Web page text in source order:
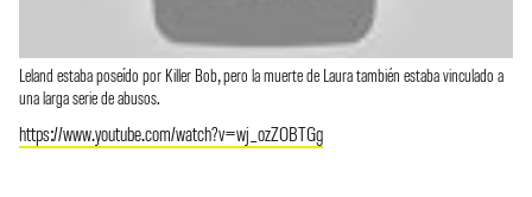
Leland estaba poseído por Killer Bob, pero la muerte de Laura también estaba vinculado a
una larga serie de abusos.
https://www.youtube.com/watch?v=wj_ozZOBTGg